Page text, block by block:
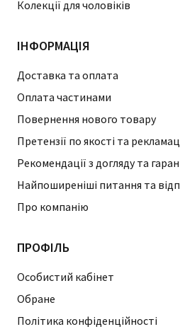
Колекції для чоловіків
ІНФОРМАЦІЯ
Доставка та оплата
Оплата частинами
Повернення нового товару
Претензії по якості та
Рекомендації з догляду та
Найпоширеніші питання та
Про компанію
ПРОФІЛЬ
Особистий кабінет
Обране
Політика конфіденційності